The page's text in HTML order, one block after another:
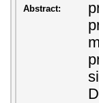
Abstract: